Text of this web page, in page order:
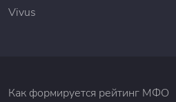
Vivus
Как формируется рейтинг МФО